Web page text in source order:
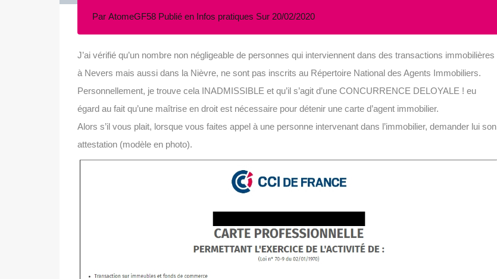
Par AtomeGF58 Publié en Infos pratiques Sur 20/02/2020
J’ai vérifié qu’un nombre non négligeable de personnes qui interviennent dans des transactions immobilières
à Nevers mais aussi dans la Nièvre, ne sont pas inscrits au Répertoire National des Agents Immobiliers.
Personnellement, je trouve cela INADMISSIBLE et qu’il s’agit d’une CONCURRENCE DELOYALE ! eu
égard au fait qu’une maîtrise en droit est nécessaire pour détenir une carte d’agent immobilier.
Alors s’il vous plait, lorsque vous faites appel à une personne intervenant dans l’immobilier, demander lui son
attestation (modèle en photo).